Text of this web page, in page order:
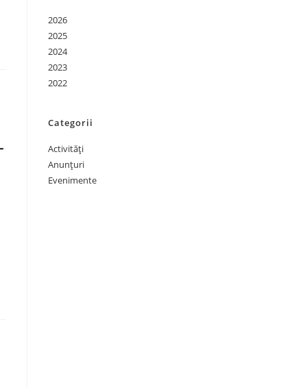
2026
2025
2024
2023
2022
Categorii
Activități
Anunțuri
Evenimente